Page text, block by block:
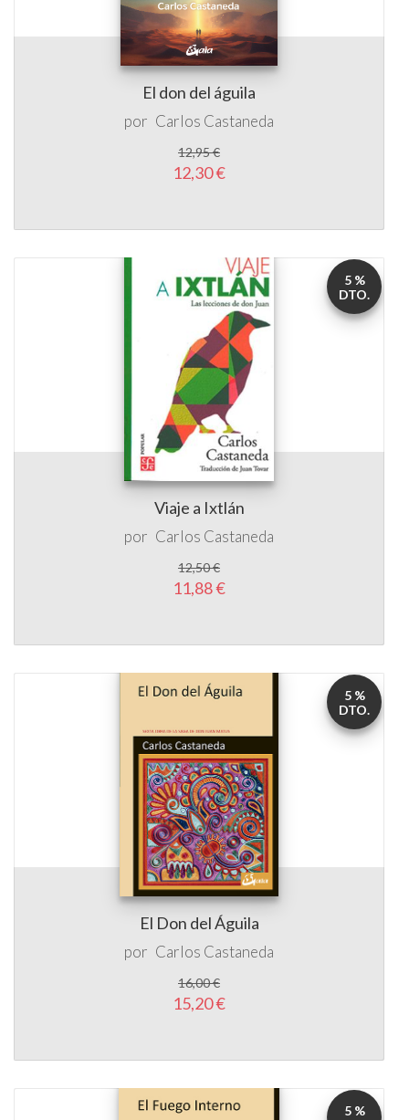
El don del águila
por Carlos Castaneda
12,95 €
12,30 €
Viaje a Ixtlán
por Carlos Castaneda
12,50 €
11,88 €
5 %
DTO.
El Don del Águila
por Carlos Castaneda
16,00 €
15,20 €
5 %
DTO.
5 %